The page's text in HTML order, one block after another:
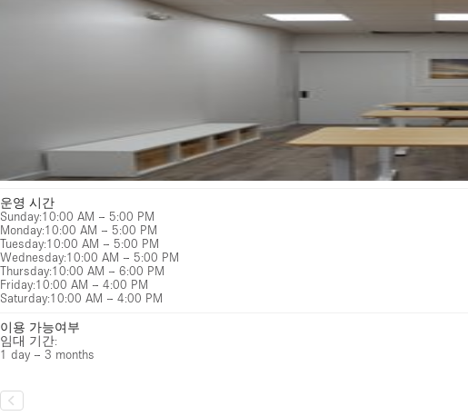
운영 시간
Sunday:10:00 AM – 5:00 PM
Monday:10:00 AM – 5:00 PM
Tuesday:10:00 AM – 5:00 PM
Wednesday:10:00 AM – 5:00 PM
Thursday:10:00 AM – 6:00 PM
Friday:10:00 AM – 4:00 PM
Saturday:10:00 AM – 4:00 PM
이용 가능여부
임대 기간:
1 day – 3 months